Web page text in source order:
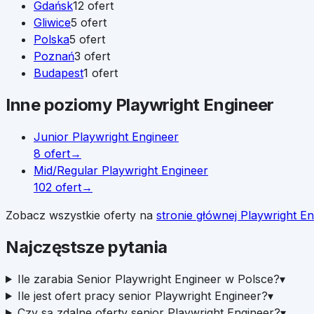
Gdańsk12 ofert
Gliwice5 ofert
Polska5 ofert
Poznań3 ofert
Budapest1 ofert
Inne poziomy Playwright Engineer
Junior Playwright Engineer
8 ofert→
Mid/Regular Playwright Engineer
102 ofert→
Zobacz wszystkie oferty na stronie głównej Playwright
Najczęstsze pytania
Ile zarabia Senior Playwright Engineer w Polsce?▾
Ile jest ofert pracy senior Playwright Engineer?▾